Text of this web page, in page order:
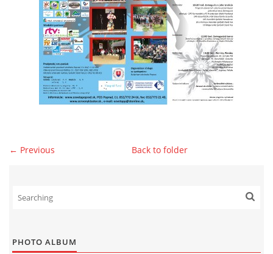
© 2026 eStránky.sk WebSlice |Print|Updated: 2026-07-13
← Previous Back to folder
PHOTO ALBUM